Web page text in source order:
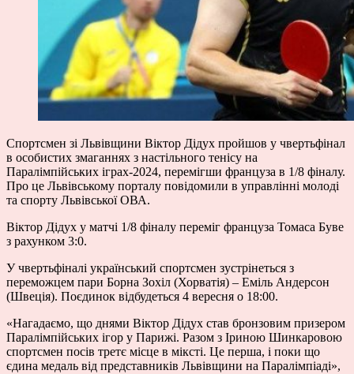
Спортсмен зі Львівщини Віктор Дідух пройшов у чвертьфінал
в особистих змаганнях з настільного тенісу на
Паралімпійських іграх-2024, перемігши француза в 1/8 фіналу.
Про це Львівському порталу повідомили в управлінні молоді
та спорту Львівської ОВА.
Віктор Дідух у матчі 1/8 фіналу переміг француза Томаса Буве
з рахунком 3:0.
У чвертьфіналі український спортсмен зустрінеться з
переможцем пари Борна Зохіл (Хорватія) – Еміль Андерсон
(Швеція). Поєдинок відбудеться 4 вересня о 18:00.
«Нагадаємо, що днями Віктор Дідух став бронзовим призером
Паралімпійських ігор у Парижі. Разом з Іриною Шинкаровою
спортсмен посів третє місце в міксті. Це перша, і поки що
єдина медаль від представників Львівщини на Паралімпіаді»,